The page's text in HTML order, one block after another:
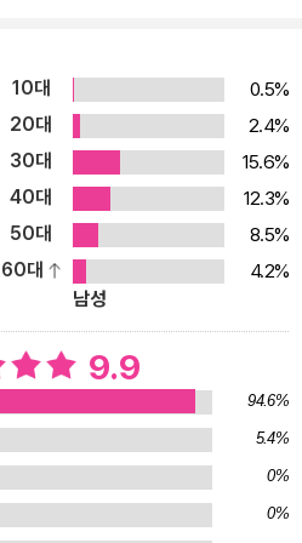
하며, 실수를 위한 공간을 마련하는
한 이야기’를 읽다 보면, ’인간의 불
를 넘어, 우리 삶에 얼마나 실용적이
기계는 의외로 자주 틀
락한다. 밝혀진 추락 원인은 갑자
만 진짜 원인은 따로 있었다. 지난 1
게 비행할 수 있도록 도와준 ’자동항
말하면 시스템 자체라기보다 그 시
. 평소와 다른 기상 환경에 시스템이
을 인지하지 못했던 탓에 조종사들
있었던 골든타임을 놓쳐버리고 만
황이 왜 계속해서 반복되어 일어나는
책을 쓴 이유다. 역사, 경제,
10대
0.5%
20대
2.4%
30대
15.6%
40대
12.3%
50대
8.5%
60대
4.2%
남성
9.9
94.6%
5.4%
0%
0%